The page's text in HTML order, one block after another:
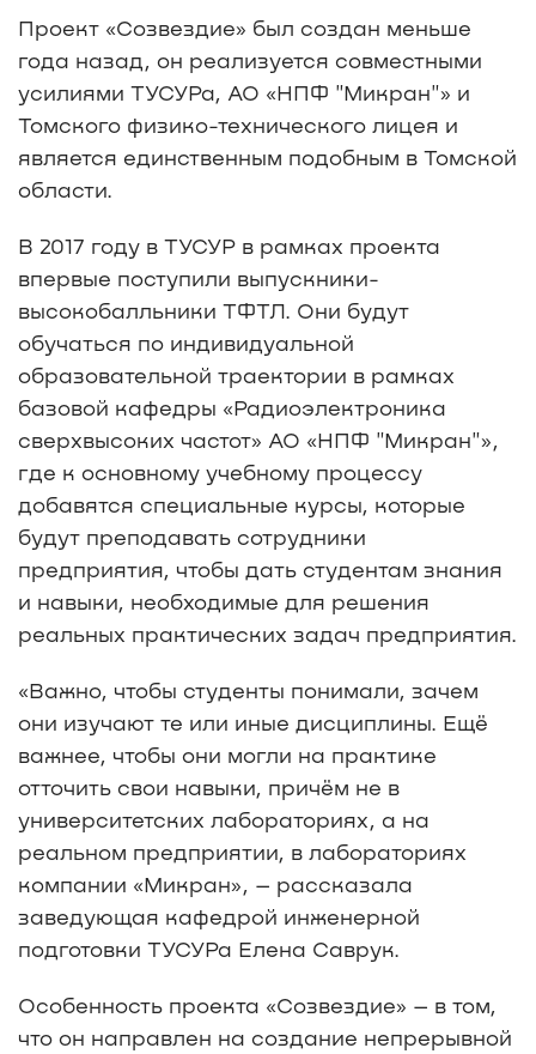
Проект «Созвездие» был создан меньше
года назад, он реализуется совместными
усилиями ТУСУРа, АО «НПФ "Микран"» и
Томского физико-технического лицея и
является единственным подобным в Томской
области.
В 2017 году в ТУСУР в рамках проекта
впервые поступили выпускники-
высокобалльники ТФТЛ. Они будут
обучаться по индивидуальной
образовательной траектории в рамках
базовой кафедры «Радиоэлектроника
сверхвысоких частот» АО «НПФ "Микран"»,
где к основному учебному процессу
добавятся специальные курсы, которые
будут преподавать сотрудники
предприятия, чтобы дать студентам знания
и навыки, необходимые для решения
реальных практических задач предприятия.
«Важно, чтобы студенты понимали, зачем
они изучают те или иные дисциплины. Ещё
важнее, чтобы они могли на практике
отточить свои навыки, причём не в
университетских лабораториях, а на
реальном предприятии, в лабораториях
компании «Микран», – рассказала
заведующая кафедрой инженерной
подготовки ТУСУРа Елена Саврук.
Особенность проекта «Созвездие» – в том,
что он направлен на создание непрерывной